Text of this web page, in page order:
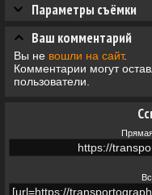
Параметры съёмки
Ваш комментарий
Вы не вошли на сайт.
Комментарии могут
пользователи.